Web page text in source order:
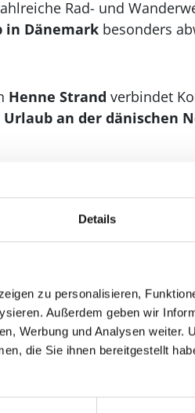
Details
zu personalisieren,
Außerdem geben wir
Werbung und Analysen weiter.
die Sie ihnen bereitgestellt
Rad- und
in Dänemarkbesonders
Henne Strand verbindet
Urlaub an der dänischen